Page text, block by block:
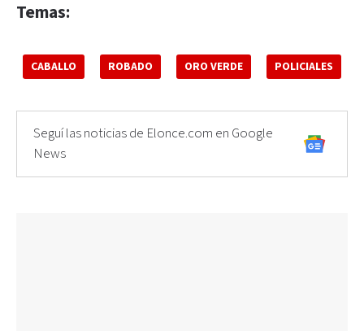
Temas:
CABALLO ROBADO ORO VERDE POLICIALES
Seguí las noticias de Elonce.com en Google
News